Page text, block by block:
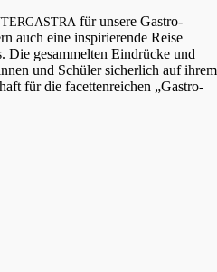
für unsere Gastro-
auch eine inspi­rie­ren­de Reise
Die gesam­mel­ten Eindrü­cke und
und Schüler sicher­lich auf ihrem
für die facet­ten­rei­chen „Gastro­